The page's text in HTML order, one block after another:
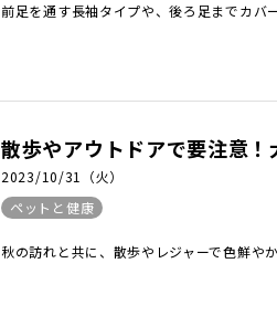
前足を通す長袖タイプや、後ろ足までカ
散歩やアウトドアで要注意
2023/10/31（火）
ペットと健康
秋の訪れと共に、散歩やレジャーで色鮮